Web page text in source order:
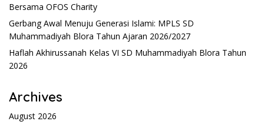
Bersama OFOS Charity
Gerbang Awal Menuju Generasi Islami: MPLS SD
Muhammadiyah Blora Tahun Ajaran 2026/2027
Haflah Akhirussanah Kelas VI SD Muhammadiyah Blora Tahun
2026
Archives
August 2026